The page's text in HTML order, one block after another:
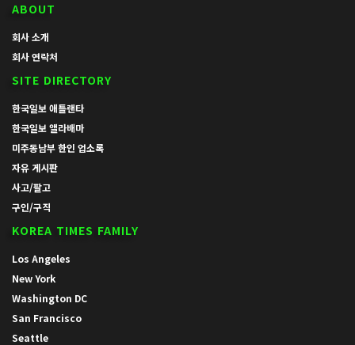
ABOUT
회사 소개
회사 연락처
SITE DIRECTORY
한국일보 애틀랜타
한국일보 앨라배마
미주동남부 한인 업소록
자유 게시판
사고/팔고
구인/구직
KOREA TIMES FAMILY
Los Angeles
New York
Washington DC
San Francisco
Seattle